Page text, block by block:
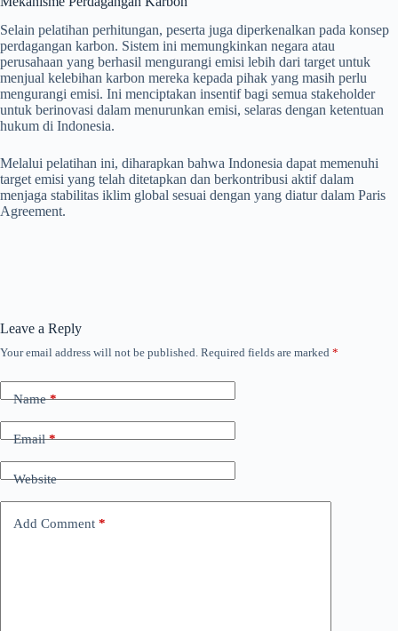
Selain pelatihan perhitungan, peserta juga diperkenalkan pada konsep
perdagangan karbon. Sistem ini memungkinkan negara atau
perusahaan yang berhasil mengurangi emisi lebih dari target untuk
menjual kelebihan karbon mereka kepada pihak yang masih perlu
mengurangi emisi. Ini menciptakan insentif bagi semua stakeholder
untuk berinovasi dalam menurunkan emisi, selaras dengan ketentuan
hukum di Indonesia.
Melalui pelatihan ini, diharapkan bahwa Indonesia dapat memenuhi
target emisi yang telah ditetapkan dan berkontribusi aktif dalam
menjaga stabilitas iklim global sesuai dengan yang diatur dalam Paris
Agreement.
Leave a Reply
Your email address will not be published. Required fields are marked *
Name*
Email*
Website
Add Comment *